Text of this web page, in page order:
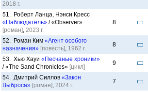
2018 г.
51. Роберт Ланца, Нэнси Кресс
«Наблюдатель» / «Observer»
[роман], 2023 г.
8
52. Роман Ким «Агент особого
назначения» [повесть], 1962 г.
8
53. Хью Хауи «Песчаные хроники»
/ «The Sand Chronicles» [цикл]
9
54. Дмитрий Силлов «Закон
Выброса» [роман], 2024 г.
7